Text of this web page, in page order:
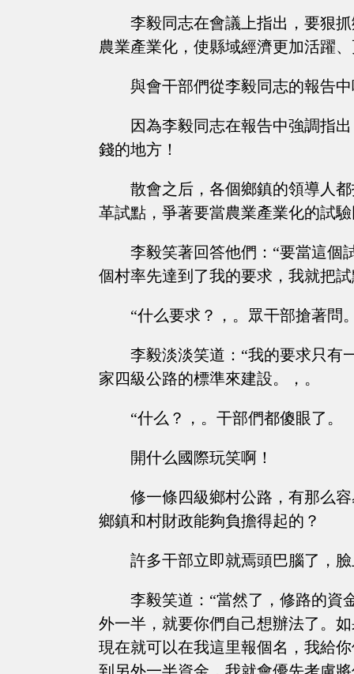
李毅同志在會議上指出，要狠
農業產業化，使縣域經濟更加活躍
與會干部們從李毅同志的報告
因為李毅同志在報告中強調指
錢的地方！
散會之后，各個鄉鎮的領導人
革試點，爭著要當農業產業化的試
李毅笑著回答他們：“要當這個
個村率先達到了我的要求，我就把
“什么要求？，。眾干部搶著問
李毅淡淡笑道：“我的要求只有
家四級公路的標準來建設。，。
“什么？，。干部們都傻眼了。
開什么國際玩笑啊！
修一條四級鄉村公路，有那么
鄉鎮和村財政能夠負擔得起的？
許多干部立即就焉頭巴腦了，
李毅笑道：“當然了，修路的資
外一半，就要你們自己想辦法了。
現在就可以在我這里報個名，我給